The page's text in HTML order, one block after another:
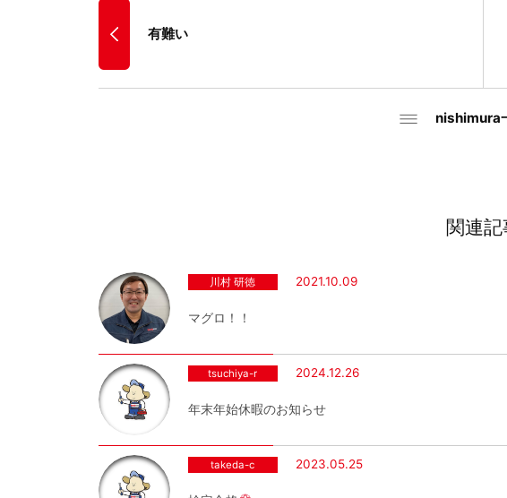
有難い
nishimura
関連記
川村 研徳 2021.10.09
マグロ！！
tsuchiya-r 2024.12.26
年末年始休暇のお知らせ
takeda-c 2023.05.25